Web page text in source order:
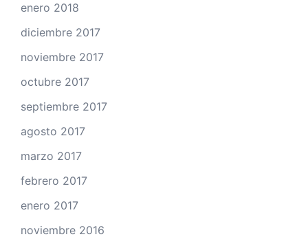
enero 2018
diciembre 2017
noviembre 2017
octubre 2017
septiembre 2017
agosto 2017
marzo 2017
febrero 2017
enero 2017
noviembre 2016